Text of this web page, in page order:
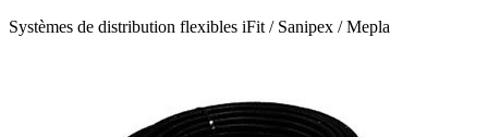
Systèmes de distribution flexibles iFit / Sanipex / Mepla